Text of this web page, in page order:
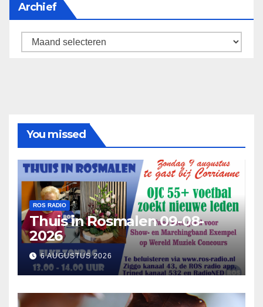
Archief
Archief
You missed
ROS RADIO
Thuis in Rosmalen 09-08-
2026
6 AUGUSTUS 2026